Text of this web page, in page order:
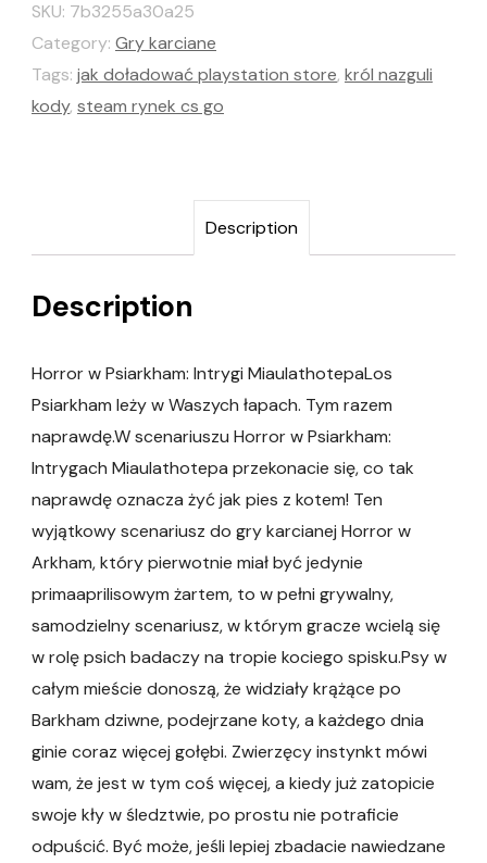
SKU: 7b3255a30a25
Category: Gry karciane
Tags: jak doładować playstation store, król nazguli
kody, steam rynek cs go
Description
Description
Horror w Psiarkham: Intrygi MiaulathotepaLos
Psiarkham leży w Waszych łapach. Tym razem
naprawdę.W scenariuszu Horror w Psiarkham:
Intrygach Miaulathotepa przekonacie się, co tak
naprawdę oznacza żyć jak pies z kotem! Ten
wyjątkowy scenariusz do gry karcianej Horror w
Arkham, który pierwotnie miał być jedynie
primaaprilisowym żartem, to w pełni grywalny,
samodzielny scenariusz, w którym gracze wcielą się
w rolę psich badaczy na tropie kociego spisku.Psy w
całym mieście donoszą, że widziały krążące po
Barkham dziwne, podejrzane koty, a każdego dnia
ginie coraz więcej gołębi. Zwierzęcy instynkt mówi
wam, że jest w tym coś więcej, a kiedy już zatopicie
swoje kły w śledztwie, po prostu nie potraficie
odpuścić. Być może, jeśli lepiej zbadacie nawiedzane